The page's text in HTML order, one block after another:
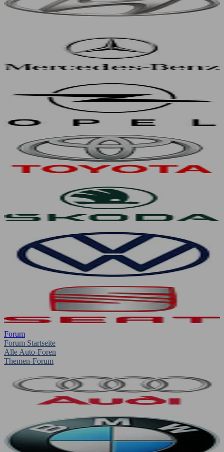
Forum
Forum Startseite
Alle Auto-Foren
Themen-Forum